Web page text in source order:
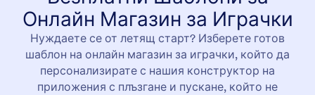
Онлайн Магазин за Играчки
Нуждаете се от летящ старт? Изберете готов
шаблон на онлайн магазин за играчки, който да
персонализирате с нашия конструктор на
приложения с плъзгане и пускане, който не